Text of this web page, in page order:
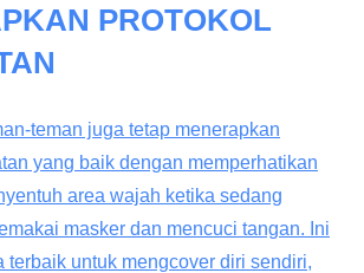
PROTOKOL
teman juga tetap menerapkan
yang baik dengan memperhatikan
area wajah ketika sedang
masker dan mencuci tangan. Ini
terbaik untuk mengcover diri sendiri,